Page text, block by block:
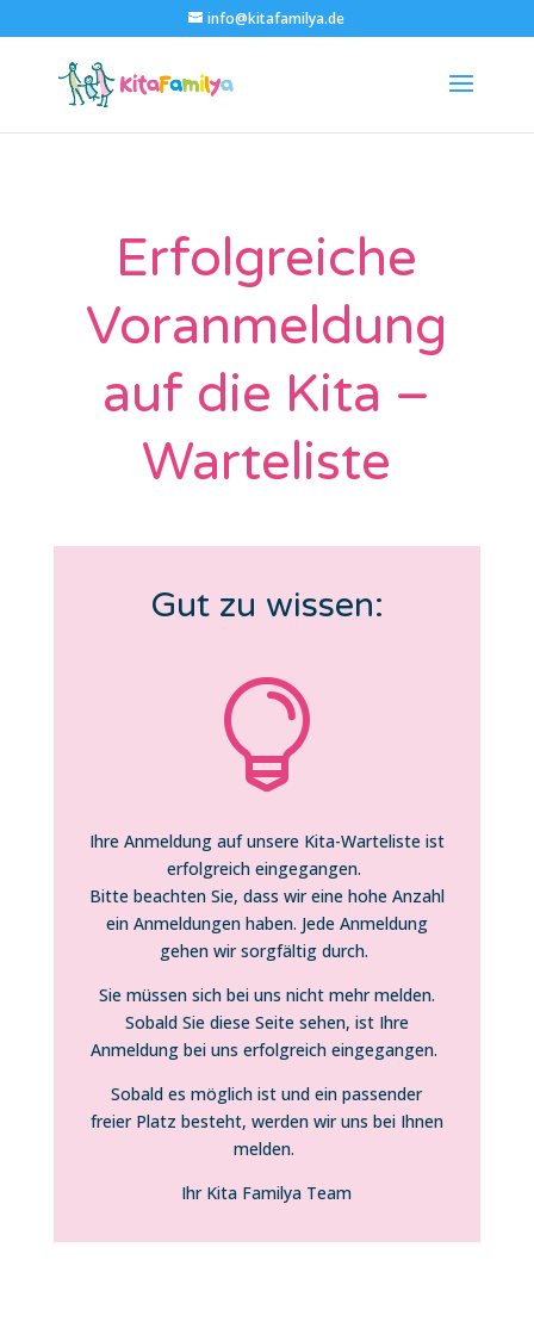
info@kitafamilya.de
Erfolgreiche
Voranmeldung
auf die Kita –
Warteliste
Gut zu wissen:

Ihre Anmeldung auf unsere Kita-Warteliste ist
erfolgreich eingegangen.
Bitte beachten Sie, dass wir eine hohe Anzahl
ein Anmeldungen haben. Jede Anmeldung
gehen wir sorgfältig durch.
Sie müssen sich bei uns nicht mehr melden.
Sobald Sie diese Seite sehen, ist Ihre
Anmeldung bei uns erfolgreich eingegangen.
Sobald es möglich ist und ein passender
freier Platz besteht, werden wir uns bei Ihnen
melden.
Ihr Kita Familya Team